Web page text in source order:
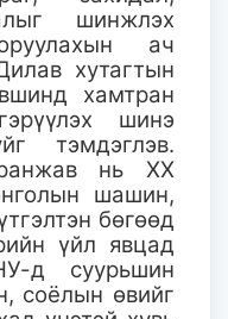
шинжлэх
ач
хутагтын
хамтран
шинэ
тэмдэглэв.
нь XX
шашин,
бөгөөд
үйл явцад
д суурьшин
соёлын өвийг